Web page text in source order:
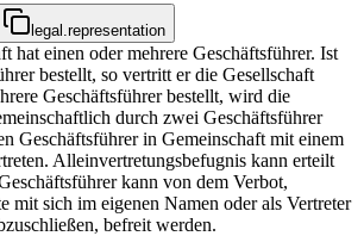
legal.representation
hat einen oder mehrere Geschäftsführer. Ist
bestellt, so vertritt er die Gesellschaft
Geschäftsführer bestellt, wird die
durch zwei Geschäftsführer
Geschäftsführer in Gemeinschaft mit einem
Alleinvertretungsbefugnis kann erteilt
kann von dem Verbot,
mit sich im eigenen Namen oder als Vertreter
befreit werden.